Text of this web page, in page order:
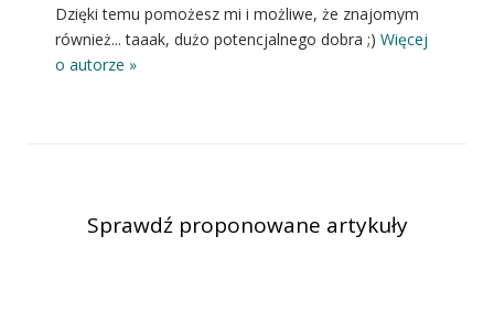
Dzięki temu pomożesz mi i możliwe, że znajomym
również... taaak, dużo potencjalnego dobra ;) Więcej
o autorze »
Sprawdź proponowane artykuły